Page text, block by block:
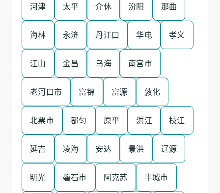
河津 太平 介休 汾阳 那曲
海林 永济 丹江口 华电 孝义
江山 金昌 乌海 南宫市
老河口市 富锦 富源 敦化
北票市 都匀 原平 洪江 枝江
延吉 凌海 安达 景洪 辽源
明光 磐石市 阿克苏 丰城市